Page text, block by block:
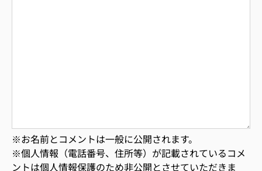
※お名前とコメントは一般に公開されます。
※個人情報（電話番号、住所等）が記載されているコメ
ントは個人情報保護のため非公開とさせていただきま